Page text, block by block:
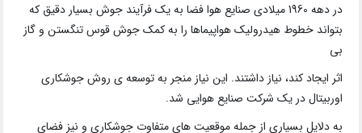
در دهه 1960 میلادی صنایع هوا فضا به یک فرآیند جوش بسیار دقیق که
بتواند خطوط هیدرولیک هواپیماها را به کمک جوش قوس تنگستن و گاز
بی
اثر ایجاد کند، نیاز داشتند. این نیاز منجر به توسعه ی روش جوشکاری
اوربیتال در یک شرکت صنایع هوایی شد.
به دلایل بسیاری از جمله موقعیت های متفاوت جوشکاری و نیز فضای